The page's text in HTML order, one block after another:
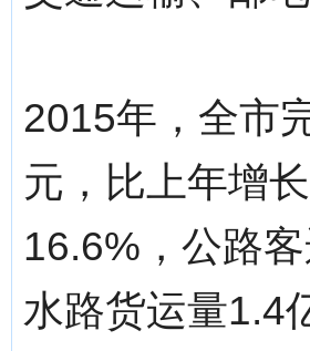
2015年，全市
元，比上年增
16.6%，公路
水路货运量1.4